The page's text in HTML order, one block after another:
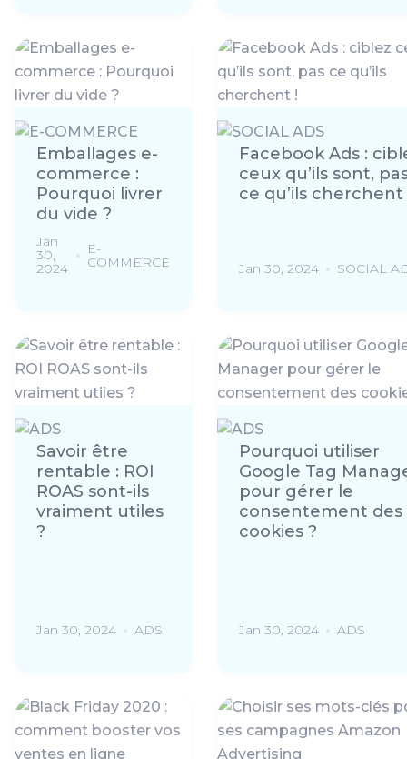
Emballages e-
commerce :
Pourquoi livrer
du vide ?
Jan
30,
2024
E-
COMMERCE
Facebook Ads :
ceux qu’ils sont,
ce qu’ils cherchent
Jan 30, 2024 SOCIAL
Savoir être
rentable : ROI
ROAS sont-ils
vraiment utiles
?
Jan 30, 2024 ADS
Pourquoi utiliser
Google Tag
pour gérer le
consentement des
cookies ?
Jan 30, 2024 ADS